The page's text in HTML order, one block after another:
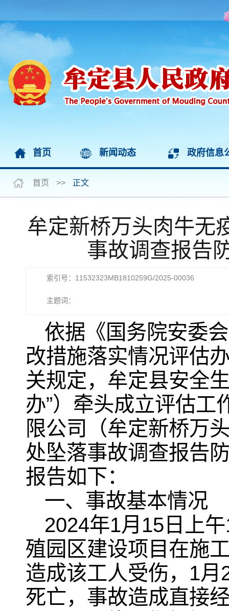
首页 新闻动态 政府信息
首页 >> 正文
牟定新桥万头肉牛无
事故调查报告
索引号：11532323MB1810259G/2025-00036
主题词：
依据《国务院安委
改措施落实情况评估
关规定，牟定县安全
办”）牵头成立评估
限公司（牟定新桥万
处坠落事故调查报告
报告如下：
一、事故基本情况
2024年1月15日上
殖园区建设项目在施
造成该工人受伤，1
死亡，事故造成直接